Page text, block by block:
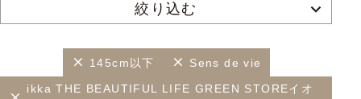
絞り込む
145cm以下 Sens de vie
ikka THE BEAUTIFUL LIFE GREEN STOREイオ